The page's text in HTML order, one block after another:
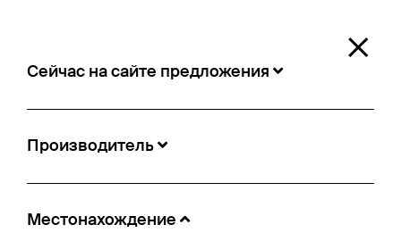
×
Сейчас на сайте предложения
Производитель
Местонахождение
Сейчас на сайте предложения
Местонахождение:Paris